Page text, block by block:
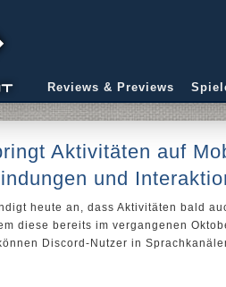
Reviews & Previews
Aktivitäten auf
und
heute an, dass Aktivitäten bald
diese bereits im vergangenen
Discord-Nutzer in